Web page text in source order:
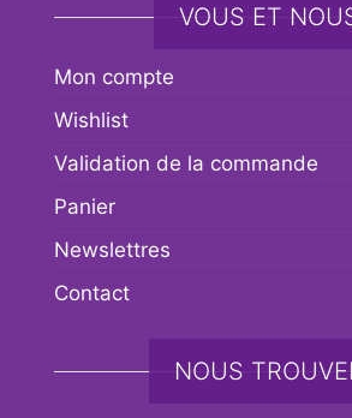
VOUS ET
Mon compte
Wishlist
Validation de la commande
Panier
Newslettres
Contact
NOUS